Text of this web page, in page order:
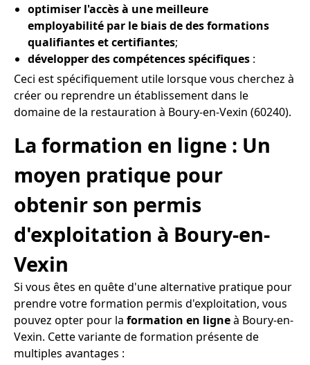
optimiser l'accès à une meilleure
employabilité par le biais de des formations
qualifiantes et certifiantes;
développer des compétences spécifiques :
Ceci est spécifiquement utile lorsque vous cherchez à
créer ou reprendre un établissement dans le
domaine de la restauration à Boury-en-Vexin (60240).
La formation en ligne : Un
moyen pratique pour
obtenir son permis
d'exploitation à Boury-en-
Vexin
Si vous êtes en quête d'une alternative pratique pour
prendre votre formation permis d'exploitation, vous
pouvez opter pour la formation en ligneà Boury-en-
Vexin. Cette variante de formation présente de
multiples avantages :